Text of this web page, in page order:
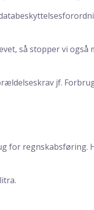
så stopper vi også
jf.
for regnskabsføring.